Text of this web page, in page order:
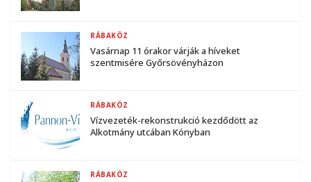
Vasárnap 11 órakor várják a híveket
szentmisére Győrsövényházon
RÁBAKÖZ
Vízvezeték-rekonstrukció kezdődött az
Alkotmány utcában Kónyban
RÁBAKÖZ
RÁBAKÖZ